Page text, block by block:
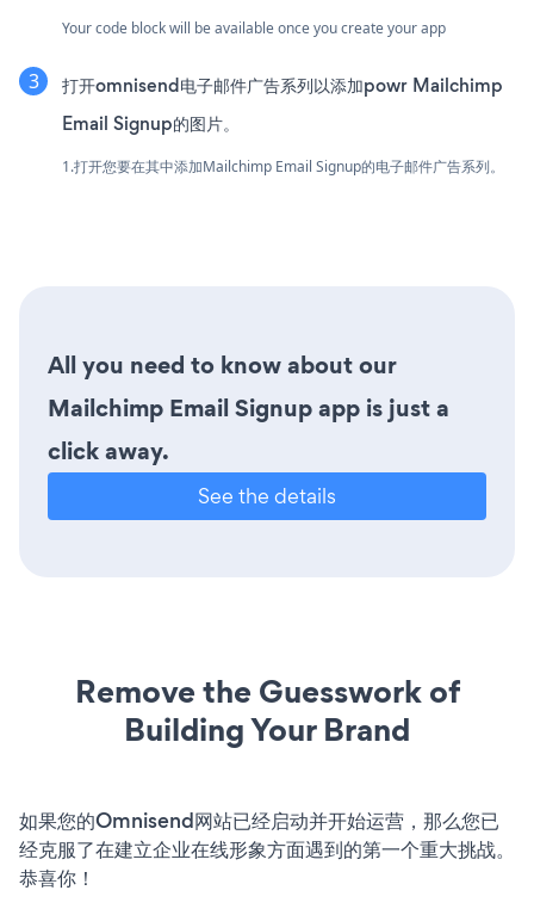
Your code block will be available once you create your app
打开omnisend电子邮件广告系列以添加powr Mailchimp
Email Signup的图片。
1.打开您要在其中添加Mailchimp Email Signup的电子邮件广告系列。
All you need to know about our
Mailchimp Email Signup app is just a
click away.
See the details
Remove the Guesswork of
Building Your Brand
如果您的Omnisend网站已经启动并开始运营，那么您已
经克服了在建立企业在线形象方面遇到的第一个重大挑战。
恭喜你！